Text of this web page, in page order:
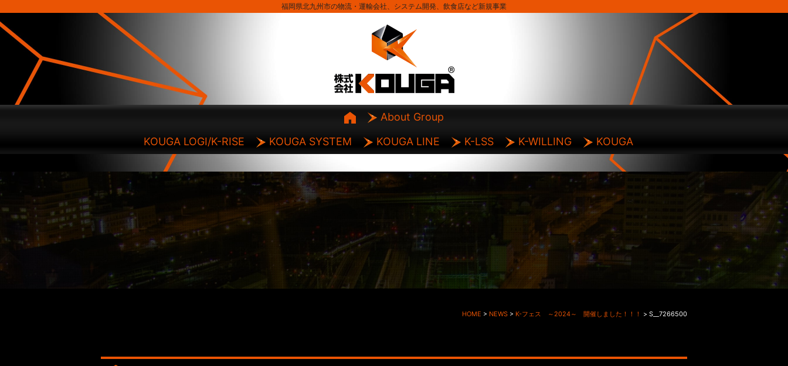
福岡県北九州市の物流・運輸会社、システム開発、飲食店など新規事業
About Group
KOUGA LOGI/K-RISE
KOUGA SYSTEM KOUGA LINE K-LSS K-WILLING KOUGA
HOME > NEWS > K-フェス ～2024～ 開催しました！！！ > S__7266500